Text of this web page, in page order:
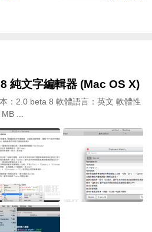
純文字編輯器 (Mac OS X)
：2.0 beta 8 軟體語言：英文 軟體性
...